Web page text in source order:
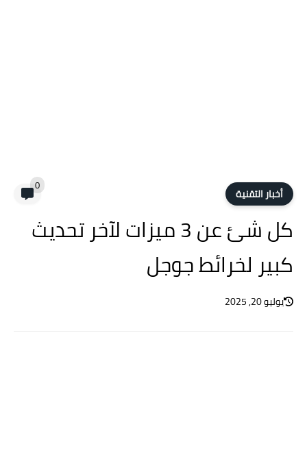
أخبار التقنية 0
كل شئ عن 3 ميزات لآخر تحديث
كبير لخرائط جوجل
يوليو 20, 2025